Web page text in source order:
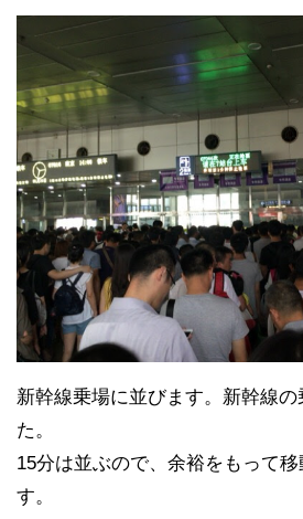
新幹線乗場に並びます。新幹線
た。
15分は並ぶので、余裕をもって
す。